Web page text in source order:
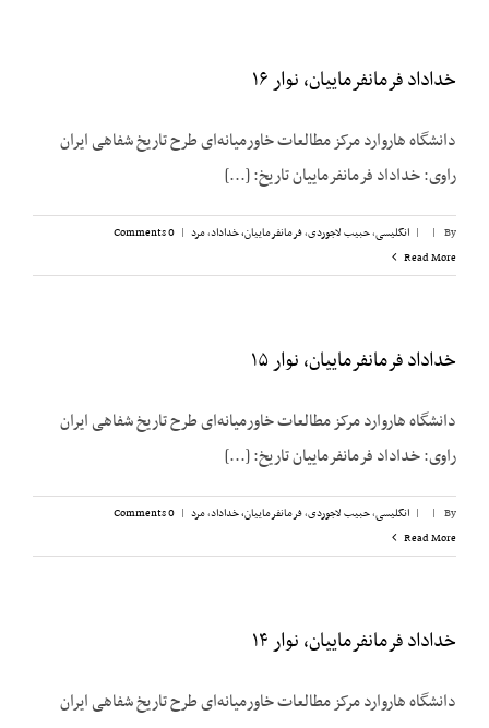
خداداد فرمانفرماییان، نوار ۱۶
دانشگاه هاروارد مرکز مطالعات خاورمیانه‌ای طرح تاریخ شفاهی ایران
راوی: خداداد فرمانفرماییان تاریخ: [...]
By
|
| انگلیسی,حبیب لاجوردی,فرمانفرماییان، خداداد,مرد |
0 Comments
Read More
خداداد فرمانفرماییان، نوار ۱۵
دانشگاه هاروارد مرکز مطالعات خاورمیانه‌ای طرح تاریخ شفاهی ایران
راوی: خداداد فرمانفرماییان تاریخ: [...]
By
|
| انگلیسی,حبیب لاجوردی,فرمانفرماییان، خداداد,مرد |
0 Comments
Read More
خداداد فرمانفرماییان، نوار ۱۴
دانشگاه هاروارد مرکز مطالعات خاورمیانه‌ای طرح تاریخ شفاهی ایران